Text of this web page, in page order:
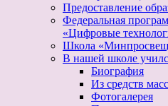
Предоставление
Федеральная
«Цифровые
Школа
В нашей школе
Биография
Из средств
Фотогалерея